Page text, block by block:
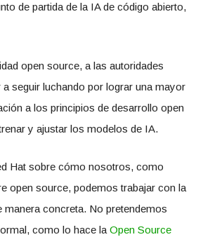
de partida de la IA de código abierto,
open source, a las autoridades
seguir luchando por lograr una mayor
a los principios de desarrollo open
y ajustar los modelos de IA.
Hat sobre cómo nosotros, como
open source, podemos trabajar con la
manera concreta. No pretendemos
como lo hace la Open Source